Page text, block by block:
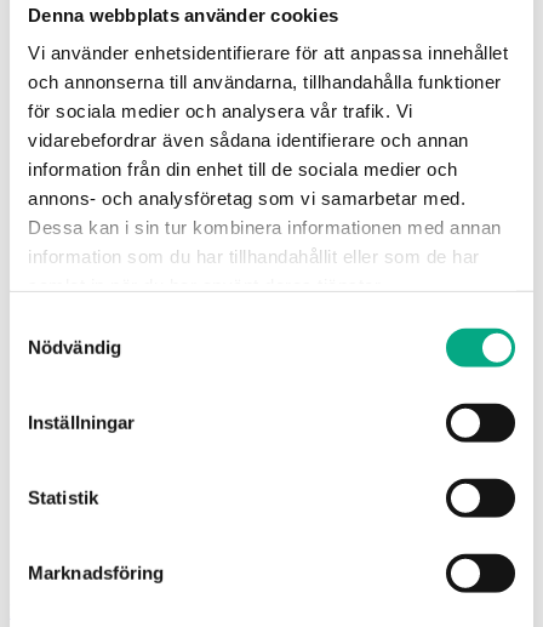
Denna webbplats använder cookies
Vi använder enhetsidentifierare för att anpassa innehållet
och annonserna till användarna, tillhandahålla funktioner
för sociala medier och analysera vår trafik. Vi
vidarebefordrar även sådana identifierare och annan
information från din enhet till de sociala medier och
annons- och analysföretag som vi samarbetar med.
Dessa kan i sin tur kombinera informationen med annan
information som du har tillhandahållit eller som de har
Nödvändig
Inställningar
Statistik
Marknadsföring
Kollektivavtal
Lön och ersättningar
Rehabilitering
Semester
Sjukdom
Tjänstledighet och permission
Blanketter och mallar
Frågor & svar
Statistik
Utbildningar
Om oss
Kontakta oss
Fastigo om: Kompetensförsörjning